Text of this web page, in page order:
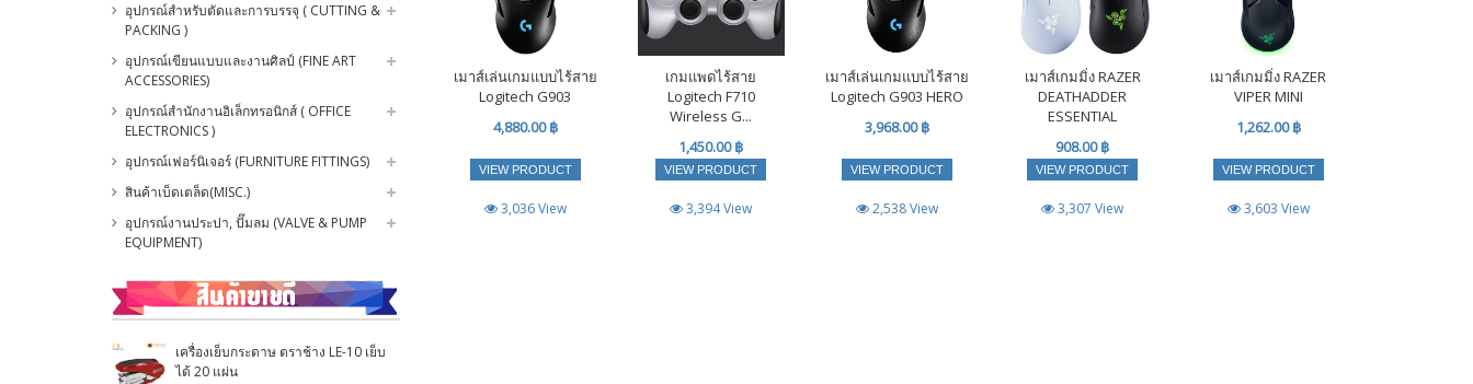
อุปกรณ์สำหรับตัดและการบรรจุ ( CUTTING &
PACKING )
อุปกรณ์เขียนแบบและงานศิลป์ (FINE ART
ACCESSORIES)
อุปกรณ์สำนักงานอิเล็กทรอนิกส์ ( OFFICE
ELECTRONICS )
อุปกรณ์เฟอร์นิเจอร์ (FURNITURE FITTINGS)
สินค้าเบ็ดเตล็ด(MISC.)
อุปกรณ์งานประปา, ปั๊มลม (VALVE & PUMP
EQUIPMENT)
เครื่องเย็บกระดาษ ตราช้าง LE-10 เย็บ
ได้ 20 แผ่น
เมาส์เล่นเกมแบบไร้สาย
Logitech G903
4,880.00 ฿
VIEW PRODUCT
3,036 View
เกมแพดไร้สาย
Logitech F710
Wireless G...
1,450.00 ฿
VIEW PRODUCT
3,394 View
เมาส์เล่นเกมแบบไร้สาย
Logitech G903 HERO
3,968.00 ฿
VIEW PRODUCT
2,538 View
เมาส์เกมมิ่ง RAZER
DEATHADDER
ESSENTIAL
908.00 ฿
VIEW PRODUCT
3,307 View
เมาส์เกมมิ่ง RAZER
VIPER MINI
1,262.00 ฿
VIEW PRODUCT
3,603 View